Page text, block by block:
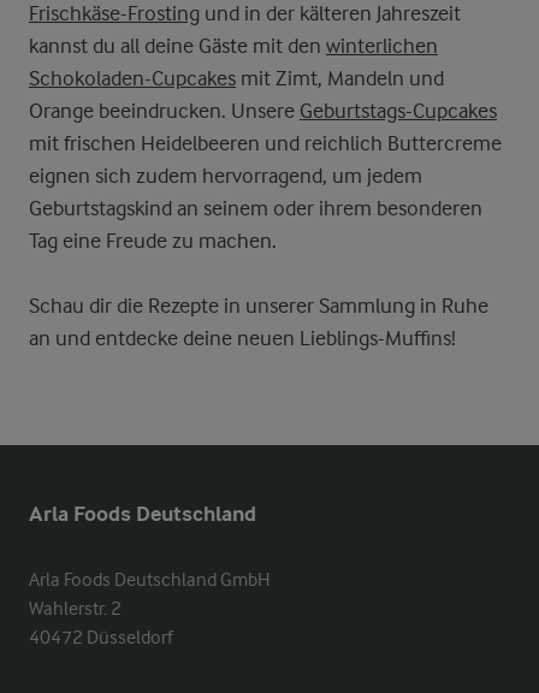
Frischkäse-Frosting und in der kälteren Jahreszeit
kannst du all deine Gäste mit den winterlichen
Schokoladen-Cupcakes mit Zimt, Mandeln und
Orange beeindrucken. Unsere Geburtstags-Cupcakes
mit frischen Heidelbeeren und reichlich Buttercreme
eignen sich zudem hervorragend, um jedem
Geburtstagskind an seinem oder ihrem besonderen
Tag eine Freude zu machen.
Schau dir die Rezepte in unserer Sammlung in Ruhe
an und entdecke deine neuen Lieblings-Muffins!
Arla Foods Deutschland
Arla Foods Deutschland GmbH
Wahlerstr. 2
40472 Düsseldorf